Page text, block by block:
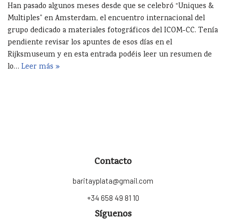
Han pasado algunos meses desde que se celebró “Uniques &
Multiples” en Amsterdam, el encuentro internacional del
grupo dedicado a materiales fotográficos del ICOM-CC. Tenía
pendiente revisar los apuntes de esos días en el
Rijksmuseum y en esta entrada podéis leer un resumen de
lo… Leer más »
Contacto
baritayplata@gmail.com
+34 658 49 81 10
Síguenos